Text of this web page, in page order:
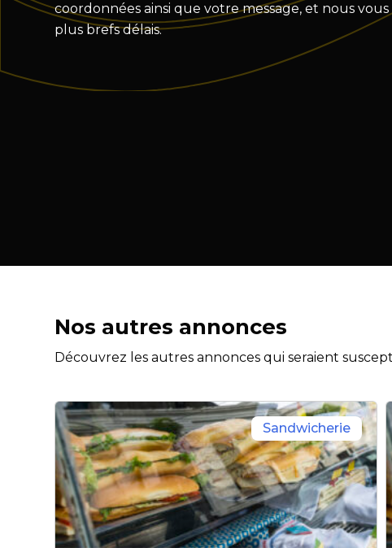
coordonnées ainsi que votre message, et nous
plus brefs délais.
Nos autres annonces
Découvrez les autres annonces qui seraient
Sandwicherie